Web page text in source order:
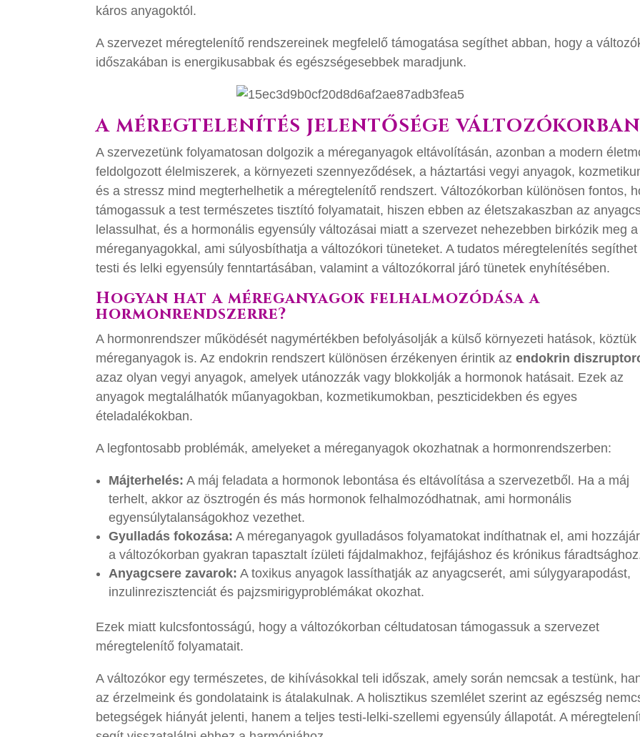
káros anyagoktól.
A szervezet méregtelenítő rendszereinek megfelelő támogatása segíthet abban, hogy a
időszakában is energikusabbak és egészségesebbek maradjunk.
A MÉREGTELENÍTÉS JELENTŐSÉGE VÁLTOZÓKORBAN
A szervezetünk folyamatosan dolgozik a méreganyagok eltávolításán, azonban a modern
feldolgozott élelmiszerek, a környezeti szennyeződések, a háztartási vegyi anyagok,
és a stressz mind megterhelhetik a méregtelenítő rendszert. Változókorban különösen fontos,
támogassuk a test természetes tisztító folyamatait, hiszen ebben az életszakaszban az
lelassulhat, és a hormonális egyensúly változásai miatt a szervezet nehezebben birkózik meg a
méreganyagokkal, ami súlyosbíthatja a változókori tüneteket. A tudatos méregtelenítés segíthet
testi és lelki egyensúly fenntartásában, valamint a változókorral járó tünetek enyhítésében.
Hogyan hat a méreganyagok felhalmozódása a
hormonrendszerre?
A hormonrendszer működését nagymértékben befolyásolják a külső környezeti hatások, köztük
méreganyagok is. Az endokrin rendszert különösen érzékenyen érintik azendokrin
azaz olyan vegyi anyagok, amelyek utánozzák vagy blokkolják a hormonok hatásait. Ezek az
anyagok megtalálhatók műanyagokban, kozmetikumokban, peszticidekben és egyes
ételadalékokban.
A legfontosabb problémák, amelyeket a méreganyagok okozhatnak a hormonrendszerben:
Májterhelés: A máj feladata a hormonok lebontása és eltávolítása a szervezetből. Ha a máj
terhelt, akkor az ösztrogén és más hormonok felhalmozódhatnak, ami hormonális
egyensúlytalanságokhoz vezethet.
Gyulladás fokozása: A méreganyagok gyulladásos folyamatokat indíthatnak el, ami
a változókorban gyakran tapasztalt ízületi fájdalmakhoz, fejfájáshoz és krónikus
Anyagcsere zavarok: A toxikus anyagok lassíthatják az anyagcserét, ami súlygyarapodást,
inzulinrezisztenciát és pajzsmirigyproblémákat okozhat.
Ezek miatt kulcsfontosságú, hogy a változókorban céltudatosan támogassuk a szervezet
méregtelenítő folyamatait.
A változókor egy természetes, de kihívásokkal teli időszak, amely során nemcsak a testünk,
az érzelmeink és gondolataink is átalakulnak. A holisztikus szemlélet szerint az egészség
betegségek hiányát jelenti, hanem a teljes testi-lelki-szellemi egyensúly állapotát. A